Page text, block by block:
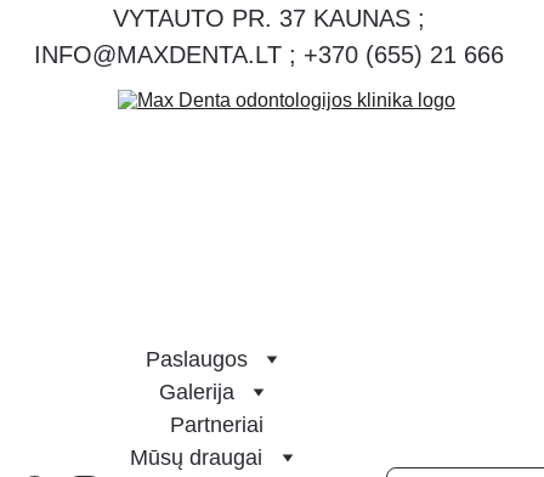
VYTAUTO PR. 37 KAUNAS ;
INFO@MAXDENTA.LT ; +370 (655) 21 666
Paslaugos
Galerija
Partneriai
Mūsų draugai